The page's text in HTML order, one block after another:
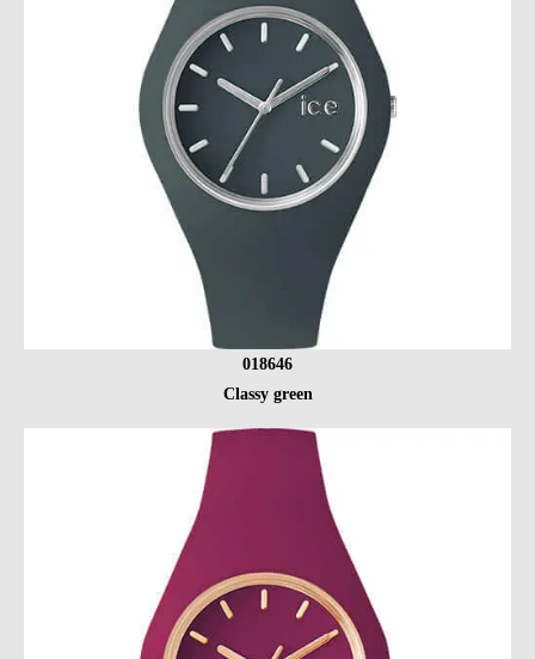
018646
Classy green